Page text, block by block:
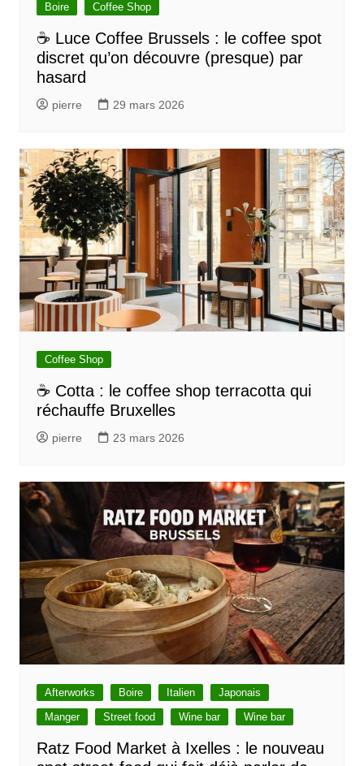
Boire Coffee Shop
☕ Luce Coffee Brussels : le coffee spot
discret qu’on découvre (presque) par
hasard
pierre 29 mars 2026
Coffee Shop
☕ Cotta : le coffee shop terracotta qui
réchauffe Bruxelles
pierre 23 mars 2026
Afterworks Boire Italien
Japonais
Manger
Street food Wine bar Wine bar
Ratz Food Market à Ixelles : le nouveau